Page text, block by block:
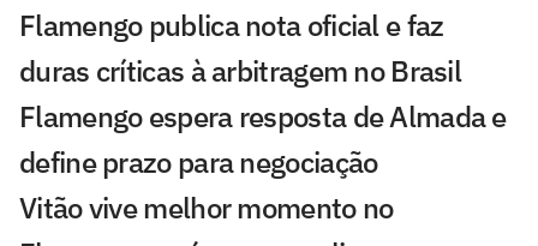
Flamengo publica nota oficial e faz
duras críticas à arbitragem no Brasil
Flamengo espera resposta de Almada e
define prazo para negociação
Vitão vive melhor momento no